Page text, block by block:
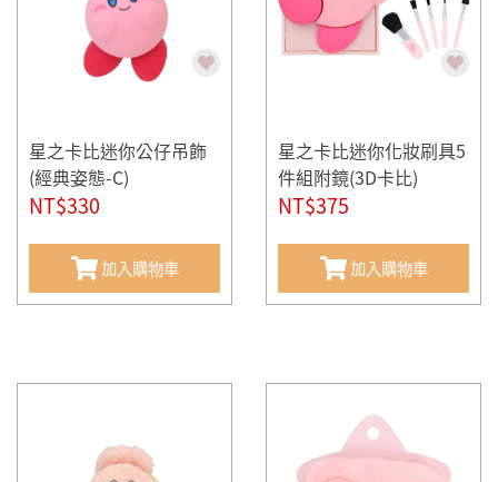
星之卡比迷你公仔吊飾
(經典姿態-C)
NT$330
加入購物車
星之卡比迷你化妝刷具5
件組附鏡(3D卡比)
NT$375
加入購物車